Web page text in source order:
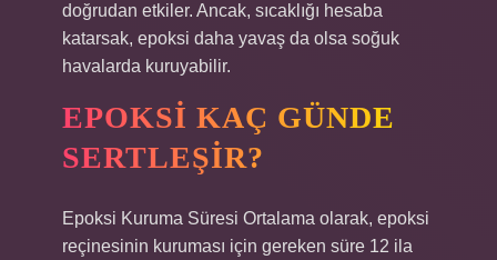
doğrudan etkiler. Ancak, sıcaklığı hesaba
katarsak, epoksi daha yavaş da olsa soğuk
havalarda kuruyabilir.
EPOKSI KAÇ GÜNDE
SERTLEŞIR?
Epoksi Kuruma Süresi Ortalama olarak, epoksi
reçinesinin kuruması için gereken süre 12 ila